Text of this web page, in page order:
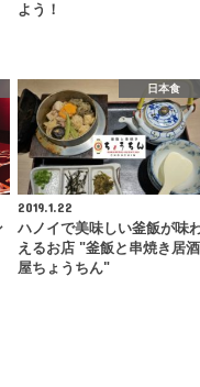
よう！
日本食
2019.1.22
ハノイで美味しい釜飯が味
えるお店 "釜飯と串焼き居酒
屋ちょうちん"